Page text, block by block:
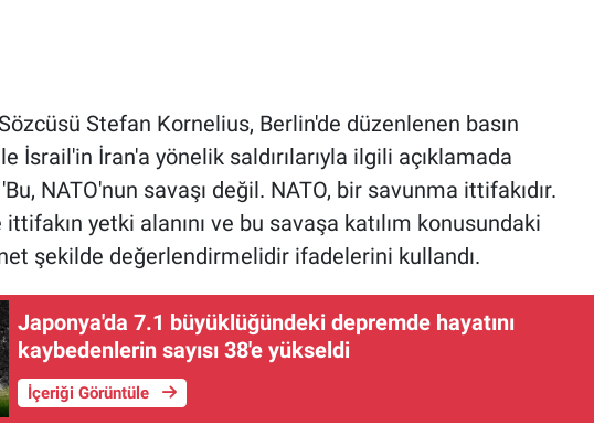
Stefan Kornelius, Berlin'de düzenlenen basın
İsrail'in İran'a yönelik saldırılarıyla ilgili açıklamada
NATO'nun savaşı değil. NATO, bir savunma ittifakıdır.
yetki alanını ve bu savaşa katılım konusundaki
şekilde değerlendirmelidir ifadelerini kullandı.
Japonya'da 7.1 büyüklüğündeki depremde hayatını
kaybedenlerin sayısı 38'e yükseldi
İçeriği Görüntüle